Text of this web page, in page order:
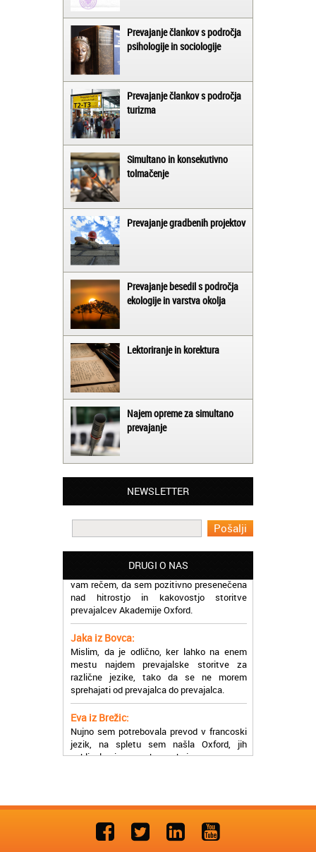
Prevajanje člankov s področja
psihologije in sociologije
Prevajanje člankov s področja
turizma
Simultano in konsekutivno
tolmačenje
Prevajanje gradbenih projektov
Prevajanje besedil s področja
ekologije in varstva okolja
Lektoriranje in korektura
Najem opreme za simultano
prevajanje
NEWSLETTER
DRUGI O NAS
Matjaž iz Ajdovščine:
Lahko pohvalim vse zaposlene v Akademiji
Martina iz Bleda:
Potrebovala sem prevajanje iz
madžarskega v slovenski jezik in lahko
vam rečem, da sem pozitivno presenečena
prevajalcev Akademije Oxford.
Jaka iz Bovca:
mestu najdem prevajalske storitve za
različne jezike, tako da se ne morem
sprehajati od prevajalca do prevajalca.
Eva iz Brežic:
jezik, na spletu sem našla Oxford, jih
poklicala in v roku nekaj ur sem po
elektronski pošti prejela prevod. Resnično
so izjemni!
samo pohvalne besede!
Anja iz Višnje Gore: